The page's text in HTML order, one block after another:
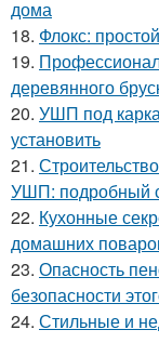
дома
18. Флокс:
19.
деревянного
20. УШП под
установить
21.
УШП: подробный
22. Кухонные
домашних
23. Опасность
безопасности
24. Стильные и